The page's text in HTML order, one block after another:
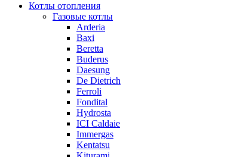
Котлы отопления
Газовые котлы
Arderia
Baxi
Beretta
Buderus
Daesung
De Dietrich
Ferroli
Fondital
Hydrosta
ICI Caldaie
Immergas
Kentatsu